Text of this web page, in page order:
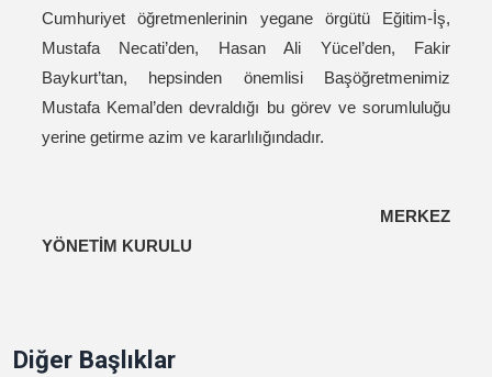
Diğer Başlıklar
Cumhuriyet öğretmenlerinin yegane örgütü Eğitim-İş,
Mustafa Necati’den, Hasan Ali Yücel’den, Fakir
Baykurt’tan, hepsinden önemlisi Başöğretmenimiz
Mustafa Kemal’den devraldığı bu görev ve sorumluluğu
yerine getirme azim ve kararlılığındadır.
MERKEZ
YÖNETİM KURULU